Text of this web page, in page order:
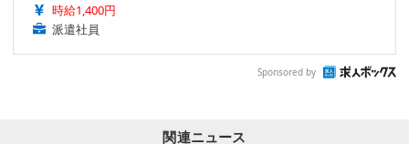
時給1,400円
派遣社員
Sponsored by
関連ニュース